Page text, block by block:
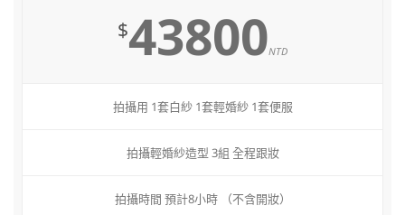
$43800NTD
拍攝用 1套白紗 1套輕婚紗 1套便服
拍攝輕婚紗造型 3組 全程跟妝
拍攝時間 預計8小時 （不含開妝）